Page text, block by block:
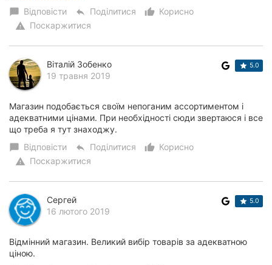
chat_bubble Відповісти reply Поділитися thumb_up_alt
Корисно
warning Поскаржитися
Віталій Зобенко
19 травня 2019
5.0
Магазин подобається своїм непоганим ассортиментом і
адекватними цінами. При необхідності сюди звертаюся і все
що треба я тут знаходжу.
chat_bubble Відповісти reply Поділитися thumb_up_alt
Корисно
warning Поскаржитися
Сергей
16 лютого 2019
5.0
Відмінний магазин. Великий вибір товарів за адекватною
ціною.